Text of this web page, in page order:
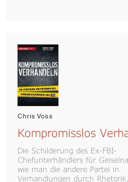
Chris Voss
Kompromisslos
Die Schilderung des Ex-FBI-
Chefunterhändlers für
wie man die andere Partei in
Verhandlungen durch Rhetorik,